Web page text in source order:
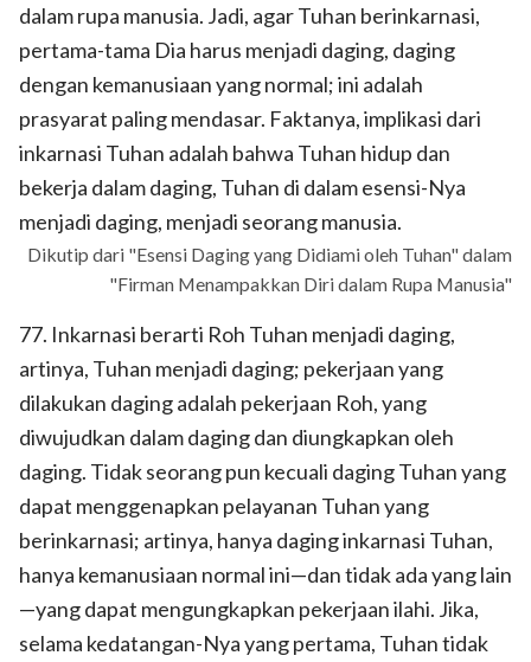
dalam rupa manusia. Jadi, agar Tuhan berinkarnasi,
pertama-tama Dia harus menjadi daging, daging
dengan kemanusiaan yang normal; ini adalah
prasyarat paling mendasar. Faktanya, implikasi dari
inkarnasi Tuhan adalah bahwa Tuhan hidup dan
bekerja dalam daging, Tuhan di dalam esensi-Nya
menjadi daging, menjadi seorang manusia.
Dikutip dari "Esensi Daging yang Didiami oleh Tuhan" dalam
"Firman Menampakkan Diri dalam Rupa Manusia"
77. Inkarnasi berarti Roh Tuhan menjadi daging,
artinya, Tuhan menjadi daging; pekerjaan yang
dilakukan daging adalah pekerjaan Roh, yang
diwujudkan dalam daging dan diungkapkan oleh
daging. Tidak seorang pun kecuali daging Tuhan yang
dapat menggenapkan pelayanan Tuhan yang
berinkarnasi; artinya, hanya daging inkarnasi Tuhan,
hanya kemanusiaan normal ini—dan tidak ada yang lain
—yang dapat mengungkapkan pekerjaan ilahi. Jika,
selama kedatangan-Nya yang pertama, Tuhan tidak